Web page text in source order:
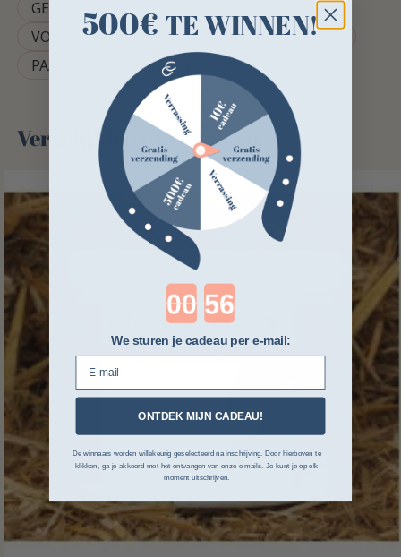
GEWRICHTEN EN PEZEN PAARD
VOEDINGSSUPPLEMENT
ARTROSE PAARD
PAARDENGEWRICHTEN
Vergelijkbare producten
500€ TE WINNEN!
Countdown ends in:
We sturen je cadeau per e-mail:
ONTDEK MIJN CADEAU!
De winnaars worden willekeurig geselecteerd na inschrijving. Door hierboven te
klikken, ga je akkoord met het ontvangen van onze e-mails. Je kunt je op elk
moment uitschrijven.